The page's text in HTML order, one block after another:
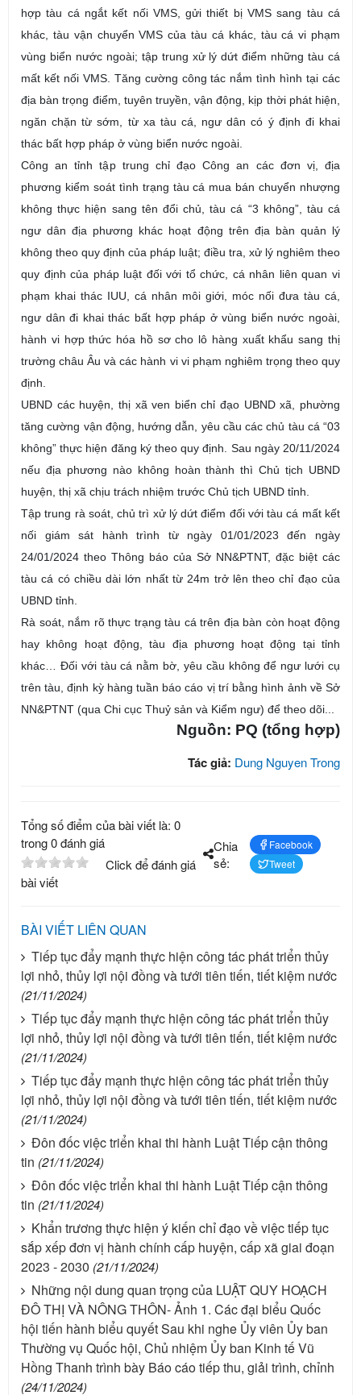
hợp tàu cá ngắt kết nối VMS, gửi thiết bị VMS sang tàu cá
khác, tàu vận chuyển VMS của tàu cá khác, tàu cá vi phạm
vùng biển nước ngoài; tập trung xử lý dứt điểm những tàu cá
mất kết nối VMS. Tăng cường công tác nắm tình hình tại các
địa bàn trọng điểm, tuyên truyền, vận động, kịp thời phát hiện,
ngăn chặn từ sớm, từ xa tàu cá, ngư dân có ý định đi khai
thác bất hợp pháp ở vùng biển nước ngoài.
Công an tỉnh tập trung chỉ đạo Công an các đơn vị, địa
phương kiểm soát tình trạng tàu cá mua bán chuyển nhượng
không thực hiện sang tên đổi chủ, tàu cá “3 không”, tàu cá
ngư dân địa phương khác hoạt động trên địa bàn quản lý
không theo quy định của pháp luật; điều tra, xử lý nghiêm theo
quy định của pháp luật đối với tổ chức, cá nhân liên quan vi
phạm khai thác IUU, cá nhân môi giới, móc nối đưa tàu cá,
ngư dân đi khai thác bất hợp pháp ở vùng biển nước ngoài,
hành vi hợp thức hóa hồ sơ cho lô hàng xuất khẩu sang thị
trường châu Âu và các hành vi vi phạm nghiêm trọng theo quy
định.
UBND các huyện, thị xã ven biển chỉ đạo UBND xã, phường
tăng cường vận động, hướng dẫn, yêu cầu các chủ tàu cá “03
không” thực hiện đăng ký theo quy định. Sau ngày 20/11/2024
nếu địa phương nào không hoàn thành thì Chủ tịch UBND
huyện, thị xã chịu trách nhiệm trước Chủ tịch UBND tỉnh.
Tập trung rà soát, chủ trì xử lý dứt điểm đối với tàu cá mất kết
nối giám sát hành trình từ ngày 01/01/2023 đến ngày
24/01/2024 theo Thông báo của Sở NN&PTNT, đặc biệt các
tàu cá có chiều dài lớn nhất từ 24m trở lên theo chỉ đạocủa
UBND tỉnh
Rà soát, nắm rõ thực trạng tàu cá trên địa bàn còn hoạt động
hay không hoạt động, tàu địa phương hoạt động tại tỉnh
khác… Đối với tàu cá nằm bờ, yêu cầu không để ngư lưới cụ
trên tàu, định kỳ hàng tuần báo cáo vị trí bằng hình ảnh về Sở
NN&PTNT (qua Chi cục Thuỷ sản và Kiểm ngư) để theo dõi...
Nguồn: PQ (tổng hợp)
Tác giả: Dung Nguyen Trong
Tổng số điểm của bài viết là: 0
trong 0 đánh giá
Click để đánh giá
bài viết
Chia
sẻ:
Facebook
Tweet
BÀI VIẾT LIÊN QUAN
Tiếp tục đẩy mạnh thực hiện công tác phát triển thủy
lợi nhỏ, thủy lợi nội đồng và tưới tiên tiến, tiết kiệm nước
(21/11/2024)
Tiếp tục đẩy mạnh thực hiện công tác phát triển thủy
lợi nhỏ, thủy lợi nội đồng và tưới tiên tiến, tiết kiệm nước
(21/11/2024)
Tiếp tục đẩy mạnh thực hiện công tác phát triển thủy
lợi nhỏ, thủy lợi nội đồng và tưới tiên tiến, tiết kiệm nước
(21/11/2024)
Đôn đốc việc triển khai thi hành Luật Tiếp cận thông
tin (21/11/2024)
Đôn đốc việc triển khai thi hành Luật Tiếp cận thông
tin (21/11/2024)
Khẩn trương thực hiện ý kiến chỉ đạo về việc tiếp tục
sắp xếp đơn vị hành chính cấp huyện, cấp xã giai đoạn
2023 - 2030 (21/11/2024)
Những nội dung quan trọng của LUẬT QUY HOẠCH
ĐÔ THỊ VÀ NÔNG THÔN- Ảnh 1. Các đại biểu Quốc
hội tiến hành biểu quyết Sau khi nghe Ủy viên Ủy ban
Thường vụ Quốc hội, Chủ nhiệm Ủy ban Kinh tế Vũ
Hồng Thanh trình bày Báo cáo tiếp thu, giải trình, chỉnh
(24/11/2024)